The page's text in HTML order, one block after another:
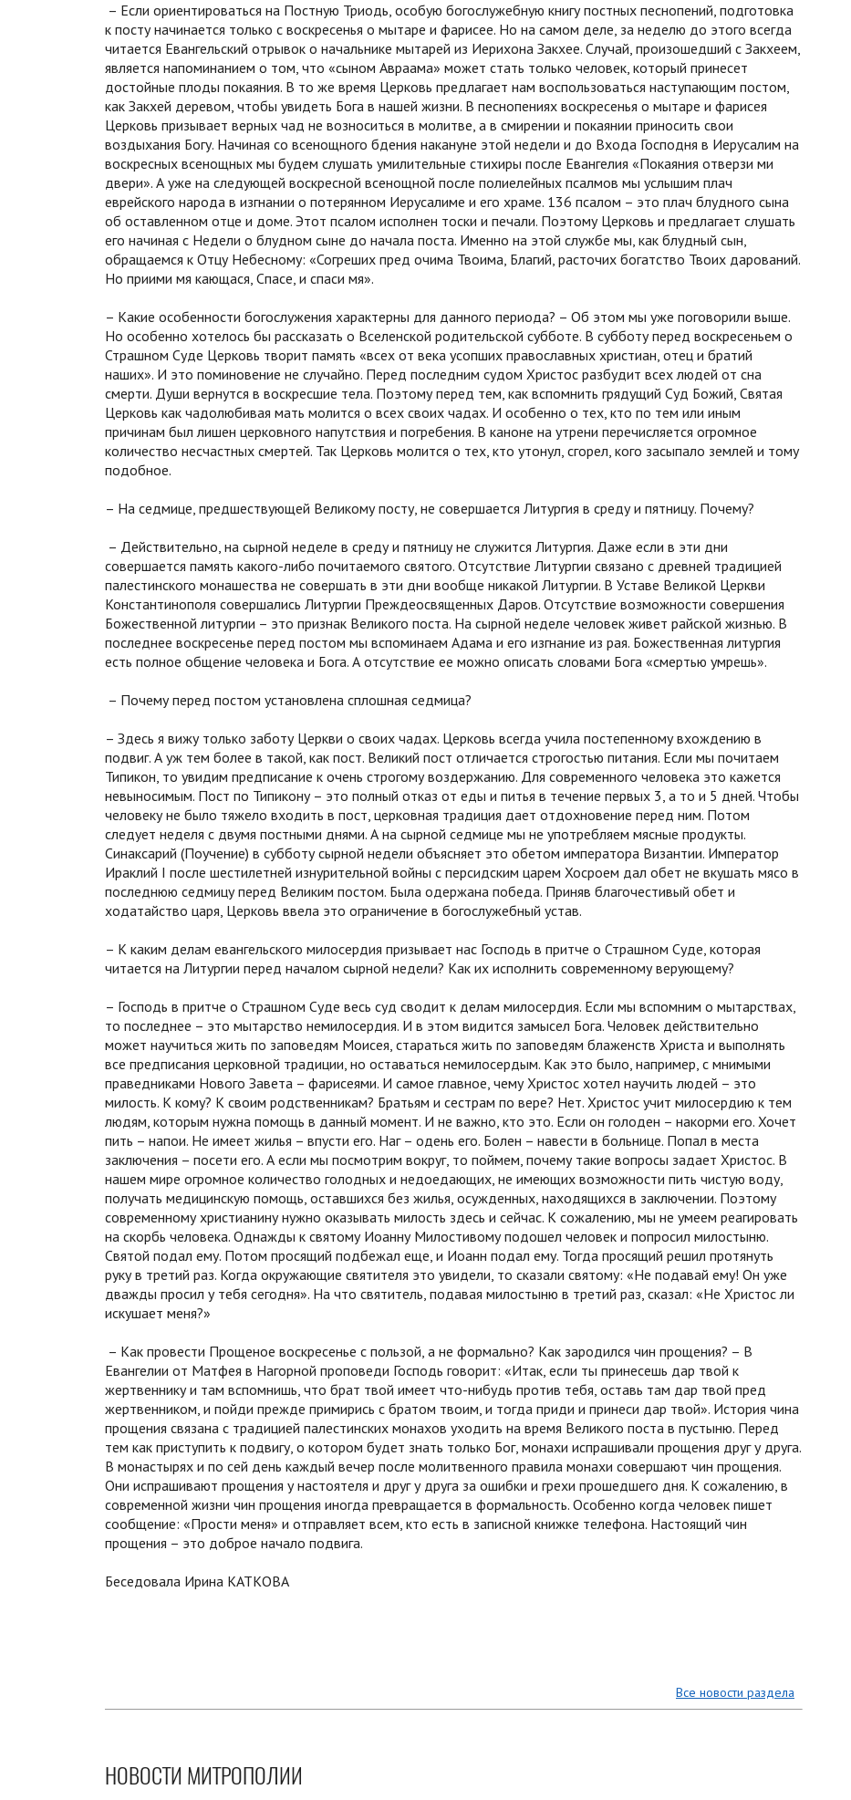
– Если ориентироваться на Постную Триодь, особую богослужебную книгу постных песнопений, подготовка
к посту начинается только с воскресенья о мытаре и фарисее. Но на самом деле, за неделю до этого всегда
читается Евангельский отрывок о начальнике мытарей из Иерихона Закхее. Случай, произошедший с Закхеем,
является напоминанием о том, что «сыном Авраама» может стать только человек, который принесет
достойные плоды покаяния. В то же время Церковь предлагает нам воспользоваться наступающим постом,
как Закхей деревом, чтобы увидеть Бога в нашей жизни. В песнопениях воскресенья о мытаре и фарисея
Церковь призывает верных чад не возноситься в молитве, а в смирении и покаянии приносить свои
воздыхания Богу. Начиная со всенощного бдения накануне этой недели и до Входа Господня в Иерусалим на
воскресных всенощных мы будем слушать умилительные стихиры после Евангелия «Покаяния отверзи ми
двери». А уже на следующей воскресной всенощной после полиелейных псалмов мы услышим плач
еврейского народа в изгнании о потерянном Иерусалиме и его храме. 136 псалом – это плач блудного сына
об оставленном отце и доме. Этот псалом исполнен тоски и печали. Поэтому Церковь и предлагает слушать
его начиная с Недели о блудном сыне до начала поста. Именно на этой службе мы, как блудный сын,
обращаемся к Отцу Небесному: «Согреших пред очима Твоима, Благий, расточих богатство Твоих дарований.
Но приими мя кающася, Спасе, и спаси мя».
– Какие особенности богослужения характерны для данного периода? – Об этом мы уже поговорили выше.
Но особенно хотелось бы рассказать о Вселенской родительской субботе. В субботу перед воскресеньем о
Страшном Суде Церковь творит память «всех от века усопших православных христиан, отец и братий
наших». И это поминовение не случайно. Перед последним судом Христос разбудит всех людей от сна
смерти. Души вернутся в воскресшие тела. Поэтому перед тем, как вспомнить грядущий Суд Божий, Святая
Церковь как чадолюбивая мать молится о всех своих чадах. И особенно о тех, кто по тем или иным
причинам был лишен церковного напутствия и погребения. В каноне на утрени перечисляется огромное
количество несчастных смертей. Так Церковь молится о тех, кто утонул, сгорел, кого засыпало землей и тому
подобное.
– На седмице, предшествующей Великому посту, не совершается Литургия в среду и пятницу. Почему?
– Действительно, на сырной неделе в среду и пятницу не служится Литургия. Даже если в эти дни
совершается память какого-либо почитаемого святого. Отсутствие Литургии связано с древней традицией
палестинского монашества не совершать в эти дни вообще никакой Литургии. В Уставе Великой Церкви
Константинополя совершались Литургии Преждеосвященных Даров. Отсутствие возможности совершения
Божественной литургии – это признак Великого поста. На сырной неделе человек живет райской жизнью. В
последнее воскресенье перед постом мы вспоминаем Адама и его изгнание из рая. Божественная литургия
есть полное общение человека и Бога. А отсутствие ее можно описать словами Бога «смертью умрешь».
– Почему перед постом установлена сплошная седмица?
– Здесь я вижу только заботу Церкви о своих чадах. Церковь всегда учила постепенному вхождению в
подвиг. А уж тем более в такой, как пост. Великий пост отличается строгостью питания. Если мы почитаем
Типикон, то увидим предписание к очень строгому воздержанию. Для современного человека это кажется
невыносимым. Пост по Типикону – это полный отказ от еды и питья в течение первых 3, а то и 5 дней. Чтобы
человеку не было тяжело входить в пост, церковная традиция дает отдохновение перед ним. Потом
следует неделя с двумя постными днями. А на сырной седмице мы не употребляем мясные продукты.
Синаксарий (Поучение) в субботу сырной недели объясняет это обетом императора Византии. Император
Ираклий I после шестилетней изнурительной войны с персидским царем Хосроем дал обет не вкушать мясо в
последнюю седмицу перед Великим постом. Была одержана победа. Приняв благочестивый обет и
ходатайство царя, Церковь ввела это ограничение в богослужебный устав.
– К каким делам евангельского милосердия призывает нас Господь в притче о Страшном Суде, которая
читается на Литургии перед началом сырной недели? Как их исполнить современному верующему?
– Господь в притче о Страшном Суде весь суд сводит к делам милосердия. Если мы вспомним о мытарствах,
то последнее – это мытарство немилосердия. И в этом видится замысел Бога. Человек действительно
может научиться жить по заповедям Моисея, стараться жить по заповедям блаженств Христа и выполнять
все предписания церковной традиции, но оставаться немилосердым. Как это было, например, с мнимыми
праведниками Нового Завета – фарисеями. И самое главное, чему Христос хотел научить людей – это
милость. К кому? К своим родственникам? Братьям и сестрам по вере? Нет. Христос учит милосердию к тем
людям, которым нужна помощь в данный момент. И не важно, кто это. Если он голоден – накорми его. Хочет
пить – напои. Не имеет жилья – впусти его. Наг – одень его. Болен – навести в больнице. Попал в места
заключения – посети его. А если мы посмотрим вокруг, то поймем, почему такие вопросы задает Христос. В
нашем мире огромное количество голодных и недоедающих, не имеющих возможности пить чистую воду,
получать медицинскую помощь, оставшихся без жилья, осужденных, находящихся в заключении. Поэтому
современному христианину нужно оказывать милость здесь и сейчас. К сожалению, мы не умеем реагировать
на скорбь человека. Однажды к святому Иоанну Милостивому подошел человек и попросил милостыню.
Святой подал ему. Потом просящий подбежал еще, и Иоанн подал ему. Тогда просящий решил протянуть
руку в третий раз. Когда окружающие святителя это увидели, то сказали святому: «Не подавай ему! Он уже
дважды просил у тебя сегодня». На что святитель, подавая милостыню в третий раз, сказал: «Не Христос ли
искушает меня?»
– Как провести Прощеное воскресенье с пользой, а не формально? Как зародился чин прощения? – В
Евангелии от Матфея в Нагорной проповеди Господь говорит: «Итак, если ты принесешь дар твой к
жертвеннику и там вспомнишь, что брат твой имеет что-нибудь против тебя, оставь там дар твой пред
жертвенником, и пойди прежде примирись с братом твоим, и тогда приди и принеси дар твой». История чина
прощения связана с традицией палестинских монахов уходить на время Великого поста в пустыню. Перед
тем как приступить к подвигу, о котором будет знать только Бог, монахи испрашивали прощения друг у друга.
В монастырях и по сей день каждый вечер после молитвенного правила монахи совершают чин прощения.
Они испрашивают прощения у настоятеля и друг у друга за ошибки и грехи прошедшего дня. К сожалению, в
современной жизни чин прощения иногда превращается в формальность. Особенно когда человек пишет
сообщение: «Прости меня» и отправляет всем, кто есть в записной книжке телефона. Настоящий чин
прощения – это доброе начало подвига.
Беседовала Ирина КАТКОВА
Все новости раздела
НОВОСТИ МИТРОПОЛИИ